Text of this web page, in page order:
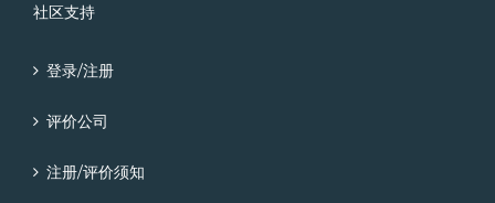
社区支持
登录/注册
评价公司
注册/评价须知